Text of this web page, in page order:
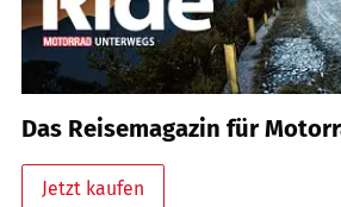
Das Reisemagazin für
Jetzt kaufen